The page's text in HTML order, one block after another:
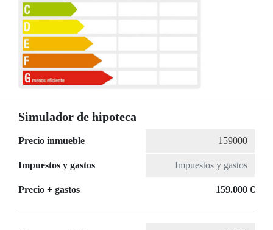
Simulador de hipoteca
Precio inmueble
Impuestos y gastos
Precio + gastos 159.000 €